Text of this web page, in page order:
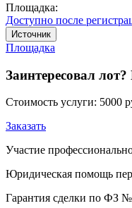
Площадка:
Доступно после
Источник
Площадка
Заинтересовал
Стоимость услуги: 5000
Заказать
Участие
Юридическая помощь
Гарантия сделки по ФЗ